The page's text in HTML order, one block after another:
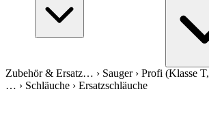
Zubehör & Ersatz… › Sauger› Profi (Klasse T,
… › Schläuche › Ersatzschläuche